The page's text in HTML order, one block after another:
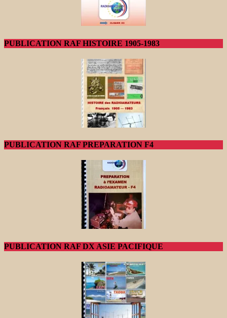
PUBLICATION RAF HISTOIRE 1905-1983
PUBLICATION RAF PREPARATION F4
PUBLICATION RAF DX ASIE PACIFIQUE